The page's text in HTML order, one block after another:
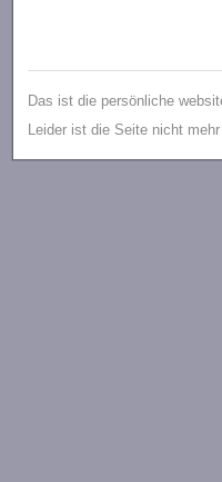
Das ist die persönliche
Leider ist die Seite nicht